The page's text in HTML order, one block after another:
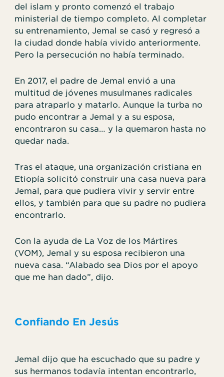
del islam y pronto comenzó el trabajo
ministerial de tiempo completo. Al completar
su entrenamiento, Jemal se casó y regresó a
la ciudad donde había vivido anteriormente.
Pero la persecución no había terminado.
En 2017, el padre de Jemal envió a una
multitud de jóvenes musulmanes radicales
para atraparlo y matarlo. Aunque la turba no
pudo encontrar a Jemal y a su esposa,
encontraron su casa… y la quemaron hasta no
quedar nada.
Tras el ataque, una organización cristiana en
Etiopía solicitó construir una casa nueva para
Jemal, para que pudiera vivir y servir entre
ellos, y también para que su padre no pudiera
encontrarlo.
Con la ayuda de La Voz de los Mártires
(VOM), Jemal y su esposa recibieron una
nueva casa. “Alabado sea Dios por el apoyo
que me han dado”, dijo.
Confiando En Jesús
Jemal dijo que ha escuchado que su padre y
sus hermanos todavía intentan encontrarlo,